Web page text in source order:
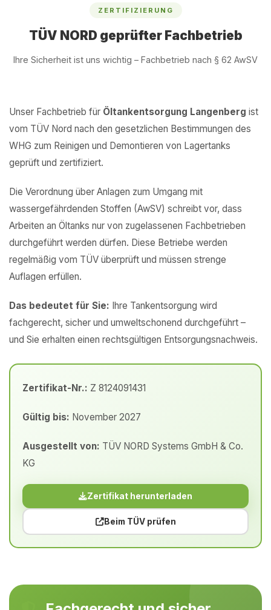
ZERTIFIZIERUNG
TÜV NORD geprüfter Fachbetrieb
Ihre Sicherheit ist uns wichtig – Fachbetrieb nach § 62 AwSV
Unser Fachbetrieb für Öltankentsorgung Langenberg ist
vom TÜV Nord nach den gesetzlichen Bestimmungen des
WHG zum Reinigen und Demontieren von Lagertanks
geprüft und zertifiziert.
Die Verordnung über Anlagen zum Umgang mit
wassergefährdenden Stoffen (AwSV) schreibt vor, dass
Arbeiten an Öltanks nur von zugelassenen Fachbetrieben
durchgeführt werden dürfen. Diese Betriebe werden
regelmäßig vom TÜV überprüft und müssen strenge
Auflagen erfüllen.
Das bedeutet für Sie: Ihre Tankentsorgung wird
fachgerecht, sicher und umweltschonend durchgeführt –
und Sie erhalten einen rechtsgültigen Entsorgungsnachweis.
Zertifikat-Nr.: Z 8124091431
Gültig bis: November 2027
Ausgestellt von: TÜV NORD Systems GmbH & Co.
KG
Zertifikat herunterladen
Beim TÜV prüfen